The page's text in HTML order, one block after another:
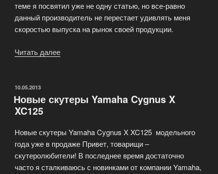
теме я посвятил уже не одну статью, но все-равно
данный производитель не перестает удивлять меня
скоростью выпуска на рынок своей продукции.
Читать далее
для
Ж
:)»
ОПУБЛИКОВАНО
10.05.2013
Новые скутеры Yamaha Cygnus X
XC125
Новые скутеры Yamaha Cygnus X XC125 модельного
года уже в продаже Привет, товарищи –
скутеролюбители! В последнее время достаточно
часто я сталкиваюсь с новинками от компании Yamaha,